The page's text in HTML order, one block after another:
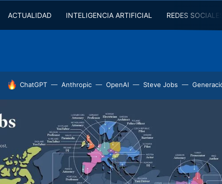
ACTUALIDAD INTELIGENCIA ARTIFICIAL REDES
HOY SE HABLA DE
ChatGPT Anthropic OpenAI Steve Jobs